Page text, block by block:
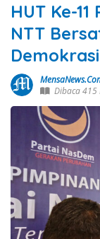
HUT Ke-
NTT
Demokrasi
Dibaca 415